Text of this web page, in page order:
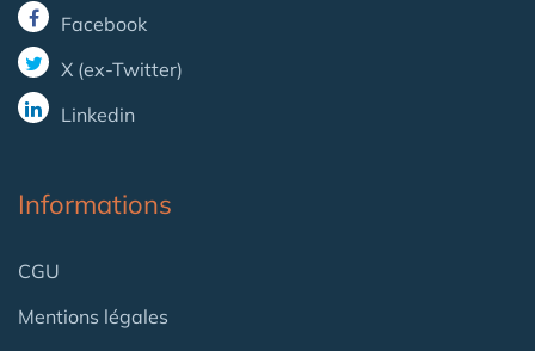
Facebook
X (ex-Twitter)
Linkedin
Informations
CGU
Mentions légales